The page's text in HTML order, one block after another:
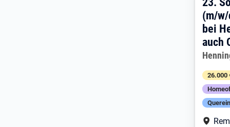
23.
(m/
bei
auch
26.000